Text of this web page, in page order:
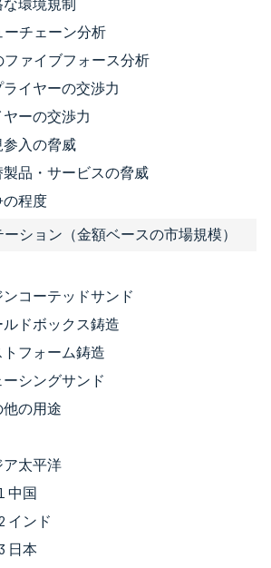
な環境規制
ーチェーン分析
ファイブフォース分析
ライヤーの交渉力
ヤーの交渉力
参入の脅威
製品・サービスの脅威
の程度
ション（金額ベースの市場規模）
ンコーテッドサンド
ルドボックス鋳造
トフォーム鋳造
ーシングサンド
他の用途
ア太平洋
中国
インド
日本